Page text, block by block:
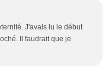
J'avais lu le début
Il faudrait que je